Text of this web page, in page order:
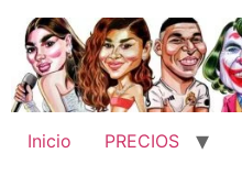
Inicio PRECIOS